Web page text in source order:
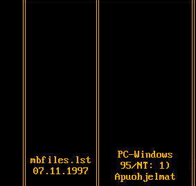
mbfiles.lst
07.11.1997
PC-Windows
95/NT: 1)
Apuohjelmat